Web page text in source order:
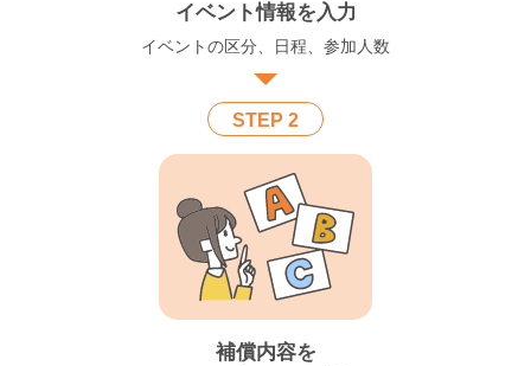
イベント情報を入力
イベントの区分、日程、参加人数
STEP 2
補償内容を